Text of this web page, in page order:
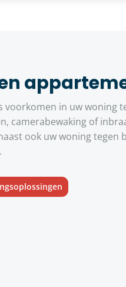
voorkomen in uw woning
camerabewaking of
ook uw woning